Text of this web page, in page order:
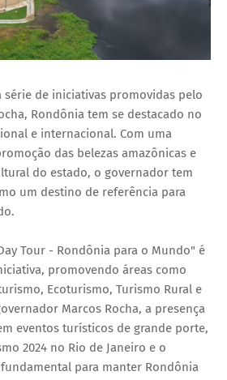
série de iniciativas promovidas pelo
Rondônia tem se destacado no
e internacional. Com uma
das belezas amazônicas e
do estado, o governador tem
um destino de referência para
Tour - Rondônia para o Mundo" é
promovendo áreas como
Ecoturismo, Turismo Rural e
Marcos Rocha, a presença
eventos turísticos de grande porte,
2024 no Rio de Janeiro e o
fundamental para manter Rondônia